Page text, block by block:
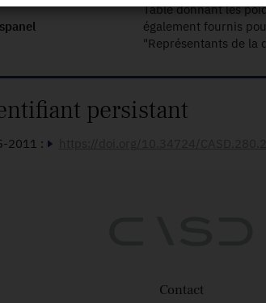
Table donnant les
également fournis
"Représentants de la
persistant
2011 :
Contact